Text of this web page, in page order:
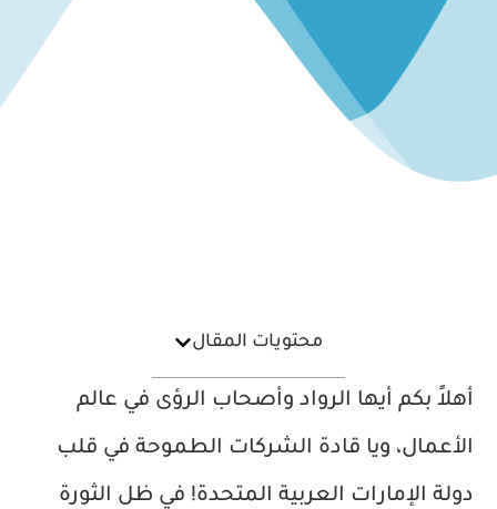
محتويات المقال
أهلاً بكم أيها الرواد وأصحاب الرؤى في عالم
الأعمال، ويا قادة الشركات الطموحة في قلب
دولة الإمارات العربية المتحدة! في ظل الثورة